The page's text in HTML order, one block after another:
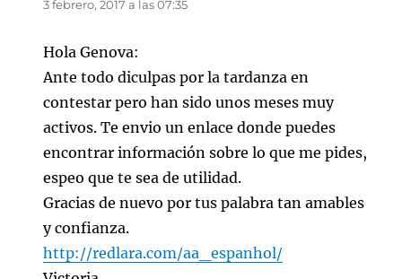
3 febrero, 2017 a las 07:35
Hola Genova:
Ante todo diculpas por la tardanza en
contestar pero han sido unos meses muy
activos. Te envio un enlace donde puedes
encontrar información sobre lo que me pides,
espeo que te sea de utilidad.
Gracias de nuevo por tus palabra tan amables
y confianza.
http://redlara.com/aa_espanhol/